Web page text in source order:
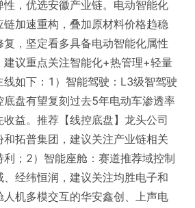
，优选安徽产业链。电动智能化
加速重构，叠加原材料价格趋稳
，坚定看多具备电动智能化属性
建议重点关注智能化+热管理+轻量
如下：1）智能驾驶：L3级智驾驶
盘有望复刻过去5年电动车渗透率
益。推荐【线控底盘】龙头公司
拓普集团，建议关注产业链相关
；2）智能座舱：赛道推荐域控制
经纬恒润，建议关注均胜电子和
机多模交互的华安鑫创、上声电